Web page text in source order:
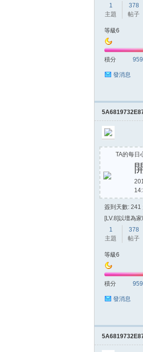
1
主題
378
帖子
等級6
積分 959
發消息
TA的每日
簽到天數: 241
[LV.8]以壇為家I
1
主題
378
帖子
等級6
積分 959
發消息